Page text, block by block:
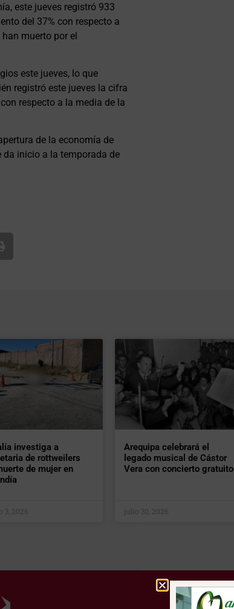
este jueves registró 933
del 37% con respecto a
muerto por el
este jueves, lo que
registró este jueves la cifra
respecto a la media de la
de la economía de
inicio a la temporada de
investiga a
de rottweilers
de mujer en
3, 2026
Arequipa celebrará el
legado musical de Cástor
Vera con concierto gratuito
julio 30, 2026